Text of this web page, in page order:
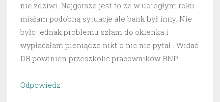
nie zdziwi. Najgorsze jest to że w ubiegłym roku
miałam podobną sytuacje ale bank był inny. Nie
było jednak problemu szłam do okienka i
wypłacałam pieniądze nikt o nic nie pytał . Widać
DB powinien przeszkolić pracowników BNP
Odpowiedz